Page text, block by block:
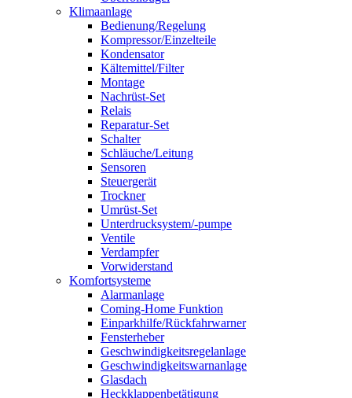
Klimaanlage
Bedienung/Regelung
Kompressor/Einzelteile
Kondensator
Kältemittel/Filter
Montage
Nachrüst-Set
Relais
Reparatur-Set
Schalter
Schläuche/Leitung
Sensoren
Steuergerät
Trockner
Umrüst-Set
Unterdrucksystem/-pumpe
Ventile
Verdampfer
Vorwiderstand
Komfortsysteme
Alarmanlage
Coming-Home Funktion
Einparkhilfe/Rückfahrwarner
Fensterheber
Geschwindigkeitsregelanlage
Geschwindigkeitswarnanlage
Glasdach
Heckklappenbetätigung